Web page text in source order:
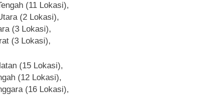
(11 Lokasi),
(2 Lokasi),
(3 Lokasi),
(3 Lokasi),
(15 Lokasi),
(12 Lokasi),
(16 Lokasi),